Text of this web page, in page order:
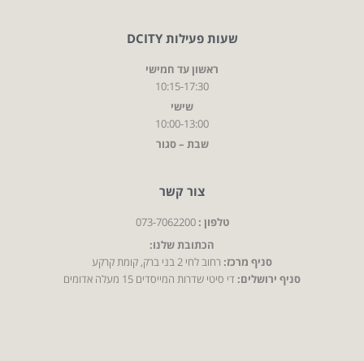
שעות פעילות DCITY
ראשון עד חמישי
10:15-17:30
שישי
10:00-13:00
שבת – סגור
צור קשר
טלפון : 073-7062200
הכתובת שלנו:
סניף מרכז:רחוב לחי 2 בני ברק, קומת קרקע
סניף ירושלים:די סיטי שדרות המייסדים 15 מעלה אדומים